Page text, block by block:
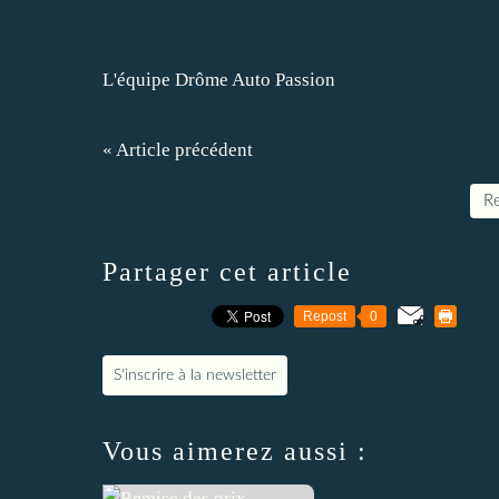
L'équipe Drôme Auto Passion
« Article précédent
Partager cet article
Repost 0
S'inscrire à la newsletter
Vous aimerez aussi :